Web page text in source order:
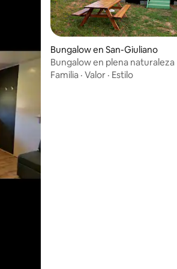
Bungalow en San-Giuliano
Bungalow en plena naturaleza
Familia · Valor · Estilo